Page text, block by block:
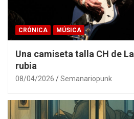
CRÓNICA MÚSICA
Una camiseta talla CH de
rubia
08/04/2026 Semanariopunk